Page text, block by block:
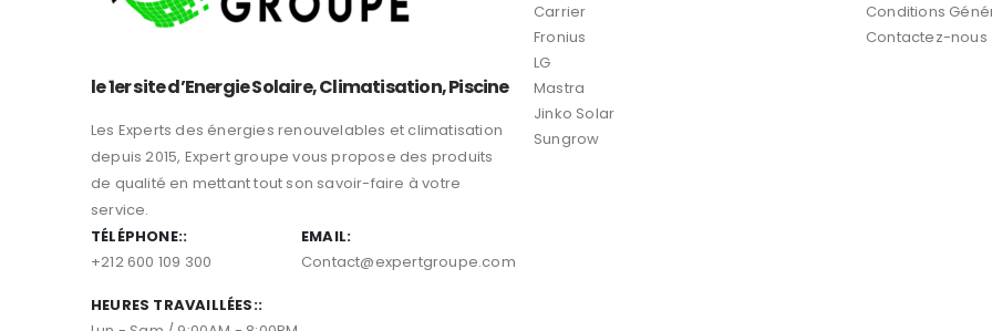
le 1er site d’Energie Solaire, Climatisation, Piscine
Les Experts des énergies renouvelables et climatisation
depuis 2015, Expert groupe vous propose des produits
de qualité en mettant tout son savoir-faire à votre
service.
TÉLÉPHONE::
+212 600 109 300
EMAIL:
Contact@expertgroupe.com
HEURES TRAVAILLÉES::
Carrier
Fronius
LG
Mastra
Jinko Solar
Sungrow
Conditions
Contactez-nous